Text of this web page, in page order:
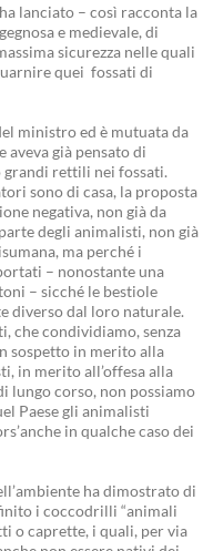
lanciato – così racconta la
e medievale, di
sicurezza nelle quali
quei fossati di
ministro ed è mutuata da
già pensato di
grandi rettili nei fossati.
sono di casa, la proposta
negativa, non già da
degli animalisti, non già
ma perché i
– nonostante una
– sicché le bestiole
diverso dal loro naturale.
che condividiamo, senza
sospetto in merito alla
in merito all’offesa alla
lungo corso, non possiamo
Paese gli animalisti
in qualche caso dei
ha dimostrato di
i coccodrilli “animali
o caprette, i quali, per via